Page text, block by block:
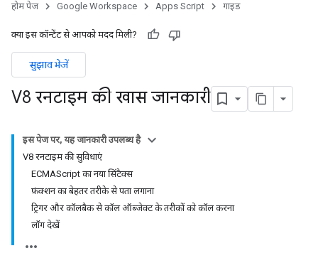
होम पेज Google Workspace Apps Script गाइड
क्या इस कॉन्टेंट से आपको मदद मिली?
सुझाव भेजें
V8 रनटाइम की खास जानकारी
इस पेज पर, यह जानकारी उपलब्ध है
V8 रनटाइम की सुविधाएं
ECMAScript का नया सिंटैक्स
फ़ंक्शन का बेहतर तरीके से पता लगाना
ट्रिगर और कॉलबैक से कॉल ऑब्जेक्ट के तरीकों को कॉल करना
लॉग देखें